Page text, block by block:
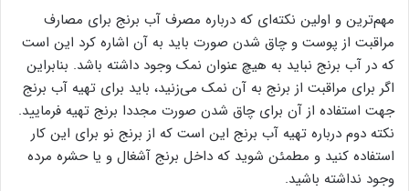
مهم‌ترین و اولین نکته‌ای که درباره مصرف آب برنج برای مصارف
مراقبت از پوست و چاق شدن صورت باید به آن اشاره کرد این است
که در آب برنج نباید به هیچ عنوان نمک وجود داشته باشد. بنابراین
اگر برای مراقبت از برنج به آن نمک می‌زنید، باید برای تهیه آب برنج
جهت استفاده از آن برای چاق شدن صورت مجددا برنج تهیه فرمایید.
نکته دوم درباره تهیه آب برنج این است که از برنج نو برای این کار
استفاده کنید و مطمئن شوید که داخل برنج آشغال و یا حشره مرده
وجود نداشته باشید.